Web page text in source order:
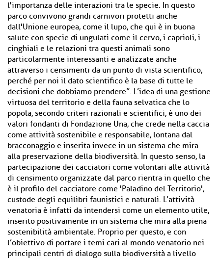
l'importanza delle interazioni tra le specie. In questo
parco convivono grandi carnivori protetti anche
dall'Unione europea, come il lupo, che qui è in buona
salute con specie di ungulati come il cervo, i caprioli, i
cinghiali e le relazioni tra questi animali sono
particolarmente interessanti e analizzate anche
attraverso i censimenti da un punto di vista scientifico,
perché per noi il dato scientifico è la base di tutte le
decisioni che dobbiamo prendere”. L’idea di una gestione
virtuosa del territorio e della fauna selvatica che lo
popola, secondo criteri razionali e scientifici, è uno dei
valori fondanti di Fondazione Una, che crede nella caccia
come attività sostenibile e responsabile, lontana dal
bracconaggio e inserita invece in un sistema che mira
alla preservazione della biodiversità. In questo senso, la
partecipazione dei cacciatori come volontari alle attività
di censimento organizzate dal parco rientra in quello che
è il profilo del cacciatore come 'Paladino del Territorio',
custode degli equilibri faunistici e naturali. L’attività
venatoria è infatti da intendersi come un elemento utile,
inserito positivamente in un sistema che mira alla piena
sostenibilità ambientale. Proprio per questo, e con
l’obiettivo di portare i temi cari al mondo venatorio nei
principali centri di dialogo sulla biodiversità a livello